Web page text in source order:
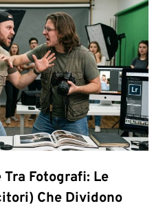
Fotografi: Le
Che Dividono